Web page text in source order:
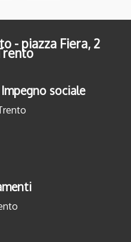
- piazza Fiera, 2
sociale